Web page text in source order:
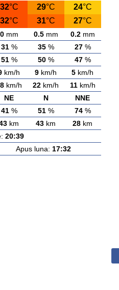
32°C 29°C 24°C
32°C 31°C 27°C
0mm 0.5mm 0.2mm
31% 35% 27%
51% 50% 47%
km/h 9 km/h 5 km/h
km/h 22 km/h 11km/h
NE N NNE
41% 51% 74%
km 43 km 28 km
20:39
Apus luna: 17:32